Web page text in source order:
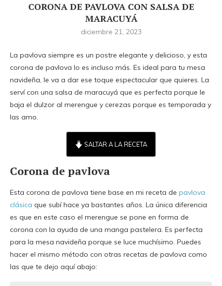
CORONA DE PAVLOVA CON SALSA DE
MARACUYÁ
diciembre 21, 2023
La pavlova siempre es un postre elegante y delicioso, y esta
corona de pavlova lo es incluso más. Es ideal para tu mesa
navideña, le va a dar ese toque espectacular que quieres. La
serví con una salsa de maracuyá que es perfecta porque le
baja el dulzor al merengue y cerezas porque es temporada y
las amo.
SALTAR A LA RECETA
Corona de pavlova
Esta corona de pavlova tiene base en mi receta de pavlova
clásica que subí hace ya bastantes años. La única diferencia
es que en este caso el merengue se pone en forma de
corona con la ayuda de una manga pastelera. Es perfecta
para la mesa navideña porque se luce muchísimo. Puedes
hacer el mismo método con otras recetas de pavlova como
las que te dejo aquí abajo: